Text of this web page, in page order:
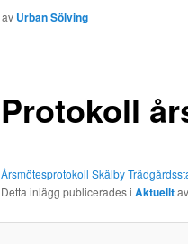
Protokoll
av Urban Sölving
Årsmötesprotokoll Skälby
Detta inlägg publicerades i Aktuelltav